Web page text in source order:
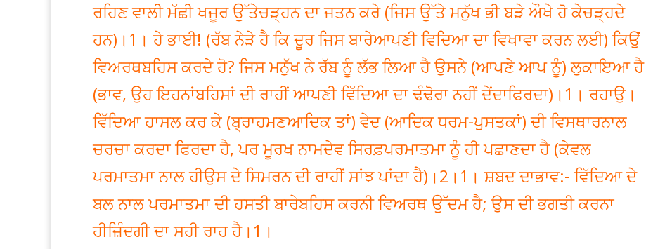
ਰਹਿਣ ਵਾਲੀ ਮੱਛੀ ਖਜੂਰ ਉੱਤੇਚੜ੍ਹਨ ਦਾ ਜਤਨ ਕਰੇ (ਜਿਸ ਉੱਤੇ ਮਨੁੱਖ ਭੀ ਬੜੇ ਔਖੇ ਹੋ ਕੇਚੜ੍ਹਦੇ
ਹਨ)।1। ਹੇ ਭਾਈ! (ਰੱਬ ਨੇੜੇ ਹੈ ਕਿ ਦੂਰ ਜਿਸ ਬਾਰੇਆਪਣੀ ਵਿਦਿਆ ਦਾ ਵਿਖਾਵਾ ਕਰਨ ਲਈ) ਕਿਉਂ
ਵਿਅਰਥਬਹਿਸ ਕਰਦੇ ਹੋ? ਜਿਸ ਮਨੁੱਖ ਨੇ ਰੱਬ ਨੂੰ ਲੱਭ ਲਿਆ ਹੈ ਉਸਨੇ (ਆਪਣੇ ਆਪ ਨੂੰ) ਲੁਕਾਇਆ ਹੈ
(ਭਾਵ, ਉਹ ਇਹਨਾਂਬਹਿਸਾਂ ਦੀ ਰਾਹੀਂ ਆਪਣੀ ਵਿੱਦਿਆ ਦਾ ਢੰਢੋਰਾ ਨਹੀਂ ਦੇਂਦਾਫਿਰਦਾ)।1। ਰਹਾਉ।
ਵਿੱਦਿਆ ਹਾਸਲ ਕਰ ਕੇ (ਬ੍ਰਾਹਮਣਆਦਿਕ ਤਾਂ) ਵੇਦ (ਆਦਿਕ ਧਰਮ-ਪੁਸਤਕਾਂ) ਦੀ ਵਿਸਥਾਰਨਾਲ
ਚਰਚਾ ਕਰਦਾ ਫਿਰਦਾ ਹੈ, ਪਰ ਮੂਰਖ ਨਾਮਦੇਵ ਸਿਰਫ਼ਪਰਮਾਤਮਾ ਨੂੰ ਹੀ ਪਛਾਣਦਾ ਹੈ (ਕੇਵਲ
ਪਰਮਾਤਮਾ ਨਾਲ ਹੀਉਸ ਦੇ ਸਿਮਰਨ ਦੀ ਰਾਹੀਂ ਸਾਂਝ ਪਾਂਦਾ ਹੈ)।2।1। ਸ਼ਬਦ ਦਾਭਾਵ:- ਵਿੱਦਿਆ ਦੇ
ਬਲ ਨਾਲ ਪਰਮਾਤਮਾ ਦੀ ਹਸਤੀ ਬਾਰੇਬਹਿਸ ਕਰਨੀ ਵਿਅਰਥ ਉੱਦਮ ਹੈ; ਉਸ ਦੀ ਭਗਤੀ ਕਰਨਾ
ਹੀਜ਼ਿੰਦਗੀ ਦਾ ਸਹੀ ਰਾਹ ਹੈ।1।